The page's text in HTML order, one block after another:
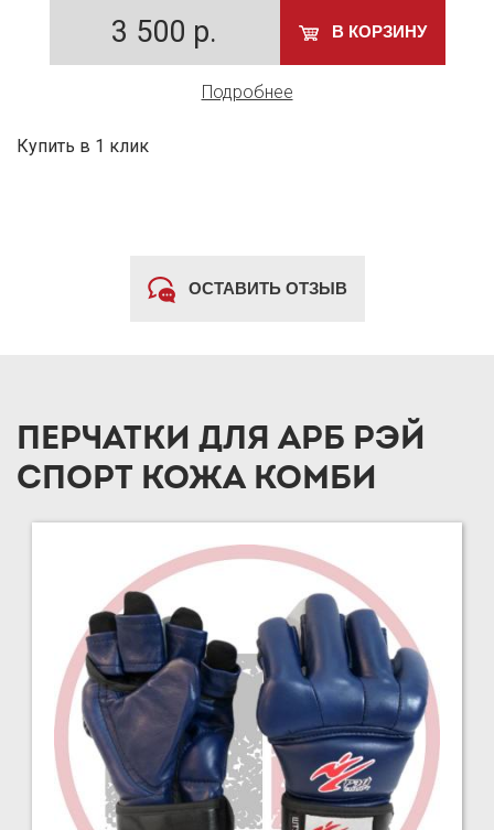
3 500 р. В КОРЗИНУ
Подробнее
Купить в 1 клик
ОСТАВИТЬ ОТЗЫВ
ПЕРЧАТКИ ДЛЯ АРБ РЭЙ
СПОРТ КОЖА КОМБИ